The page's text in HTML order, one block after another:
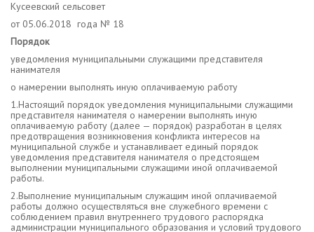
Кусеевский сельсовет
от 05.06.2018 года № 18
Порядок
уведомления муниципальными служащими представителя
нанимателя
о намерении выполнять иную оплачиваемую работу
1.Настоящий порядок уведомления муниципальными служащими
представителя нанимателя о намерении выполнять иную
оплачиваемую работу (далее — порядок) разработан в целях
предотвращения возникновения конфликта интересов на
муниципальной службе и устанавливает единый порядок
уведомления представителя нанимателя о предстоящем
выполнении муниципальными служащими иной оплачиваемой
работы.
2.Выполнение муниципальным служащим иной оплачиваемой
работы должно осуществляться вне служебного времени с
соблюдением правил внутреннего трудового распорядка
администрации муниципального образования и условий трудового